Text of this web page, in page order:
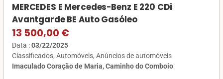
MERCEDES E Mercedes-Benz E 220 CDi
Avantgarde BE Auto Gasóleo
13 500,00 €
Data :03/22/2025
Classificados Automóveis Anúncios de automóveis
Imaculado Coração de Maria, Caminho do Comboio